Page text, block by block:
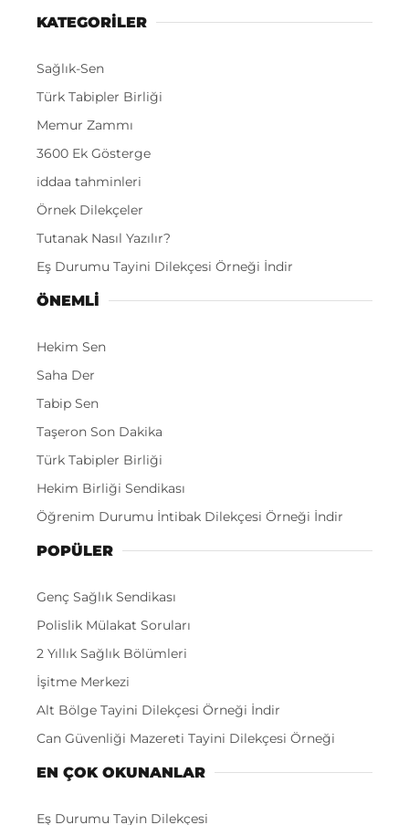
KATEGORİLER
Sağlık-Sen
Türk Tabipler Birliği
Memur Zammı
3600 Ek Gösterge
iddaa tahminleri
Örnek Dilekçeler
Tutanak Nasıl Yazılır?
Eş Durumu Tayini Dilekçesi Örneği İndir
ÖNEMLI
Hekim Sen
Saha Der
Tabip Sen
Taşeron Son Dakika
Türk Tabipler Birliği
Hekim Birliği Sendikası
Öğrenim Durumu İntibak Dilekçesi Örneği İndir
POPÜLER
Genç Sağlık Sendikası
Polislik Mülakat Soruları
2 Yıllık Sağlık Bölümleri
İşitme Merkezi
Alt Bölge Tayini Dilekçesi Örneği İndir
Can Güvenliği Mazereti Tayini Dilekçesi Örneği
EN ÇOK OKUNANLAR
Eş Durumu Tayin Dilekçesi